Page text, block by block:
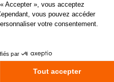
Accepter », vous acceptez
vous pouvez accéder
votre consentement.
par
Tout accepter